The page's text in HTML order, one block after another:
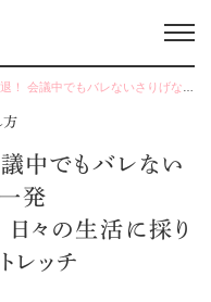
りげない一発 10年後の自分を幸せに！ 日々の生活に採り入れる簡単ストレッチ
方
中でもバレない
発
々の生活に採り
レッチ